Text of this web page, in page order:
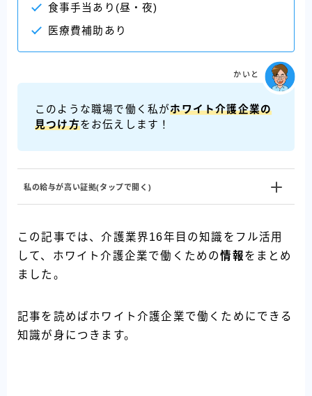
食事手当あり(昼・夜)
医療費補助あり
このような職場で働く私がホワイト介護企業の
見つけ方をお伝えします！
かいと
私の給与が高い証拠(タップで開く)
この記事では、介護業界16年目の知識をフル活用
して、ホワイト介護企業で働くための情報をまとめ
ました。
記事を読めばホワイト介護企業で働くためにできる
知識が身につきます。